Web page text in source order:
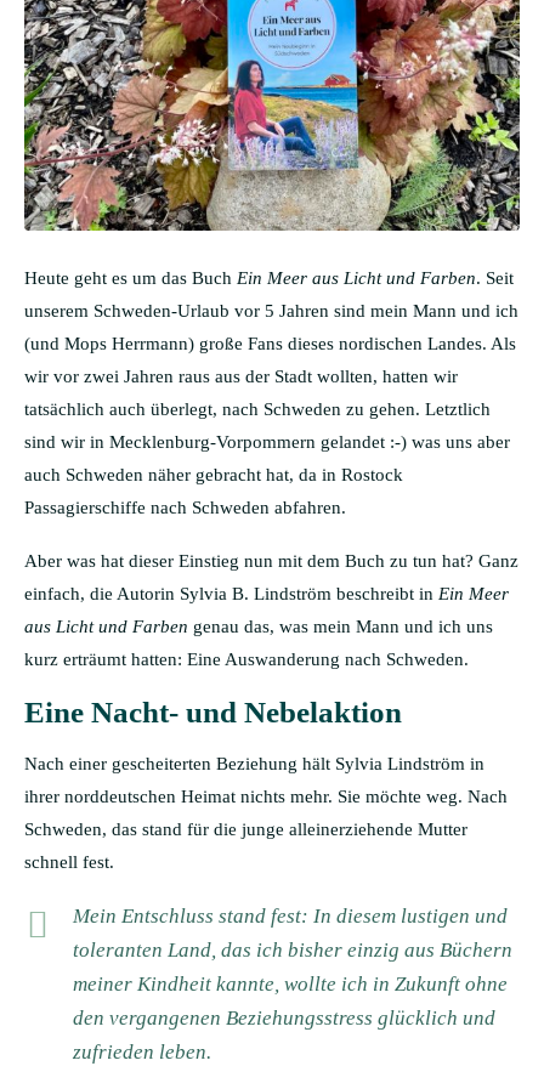
Heute geht es um das Buch Ein Meer aus Licht und Farben. Seit
unserem Schweden-Urlaub vor 5 Jahren sind mein Mann und ich
(und Mops Herrmann) große Fans dieses nordischen Landes. Als
wir vor zwei Jahren raus aus der Stadt wollten, hatten wir
tatsächlich auch überlegt, nach Schweden zu gehen. Letztlich
sind wir in Mecklenburg-Vorpommern gelandet :-) was uns aber
auch Schweden näher gebracht hat, da in Rostock
Passagierschiffe nach Schweden abfahren.
Aber was hat dieser Einstieg nun mit dem Buch zu tun hat? Ganz
einfach, die Autorin Sylvia B. Lindström beschreibt in Ein Meer
aus Licht und Farben genau das, was mein Mann und ich uns
kurz erträumt hatten: Eine Auswanderung nach Schweden.
Eine Nacht- und Nebelaktion
Nach einer gescheiterten Beziehung hält Sylvia Lindström in
ihrer norddeutschen Heimat nichts mehr. Sie möchte weg. Nach
Schweden, das stand für die junge alleinerziehende Mutter
schnell fest.
Mein Entschluss stand fest: In diesem lustigen und
toleranten Land, das ich bisher einzig aus Büchern
meiner Kindheit kannte, wollte ich in Zukunft ohne
den vergangenen Beziehungsstress glücklich und
zufrieden leben.